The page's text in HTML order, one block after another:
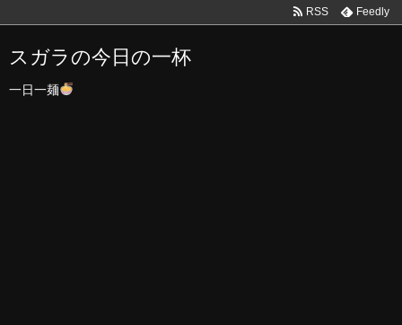
スガラの今日の一杯
一日一麺
RSS Feedly